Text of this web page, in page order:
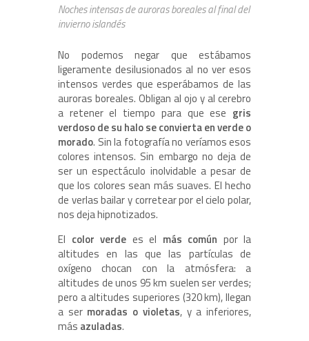
Noches intensas de auroras boreales al final del
invierno islandés
No podemos negar que estábamos
ligeramente desilusionados al no ver esos
intensos verdes que esperábamos de las
auroras boreales. Obligan al ojo y al cerebro
a retener el tiempo para que ese gris
verdoso de su halo se convierta en verde o
morado. Sin la fotografía no veríamos esos
colores intensos. Sin embargo no deja de
ser un espectáculo inolvidable a pesar de
que los colores sean más suaves. El hecho
de verlas bailar y corretear por el cielo polar,
nos deja hipnotizados.
El color verde es el más común por la
altitudes en las que las partículas de
oxígeno chocan con la atmósfera: a
altitudes de unos 95 km suelen ser verdes;
pero a altitudes superiores (320 km), llegan
a ser moradas o violetas, y a inferiores,
más azuladas.